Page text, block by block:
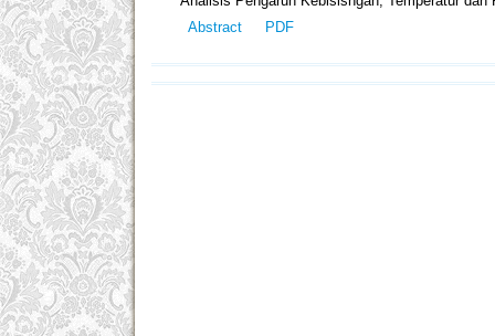
Abstract
PDF